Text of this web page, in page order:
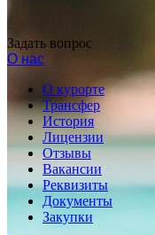
Задать вопрос
О нас
О курорте
Трансфер
История
Лицензии
Отзывы
Вакансии
Реквизиты
Документы
Закупки